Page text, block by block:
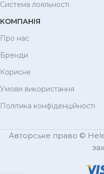
Система лояльності
КОМПАНІЯ
Про нас
Бренди
Корисне
Умови використання
Політика конфіденційності
Авторське право ©